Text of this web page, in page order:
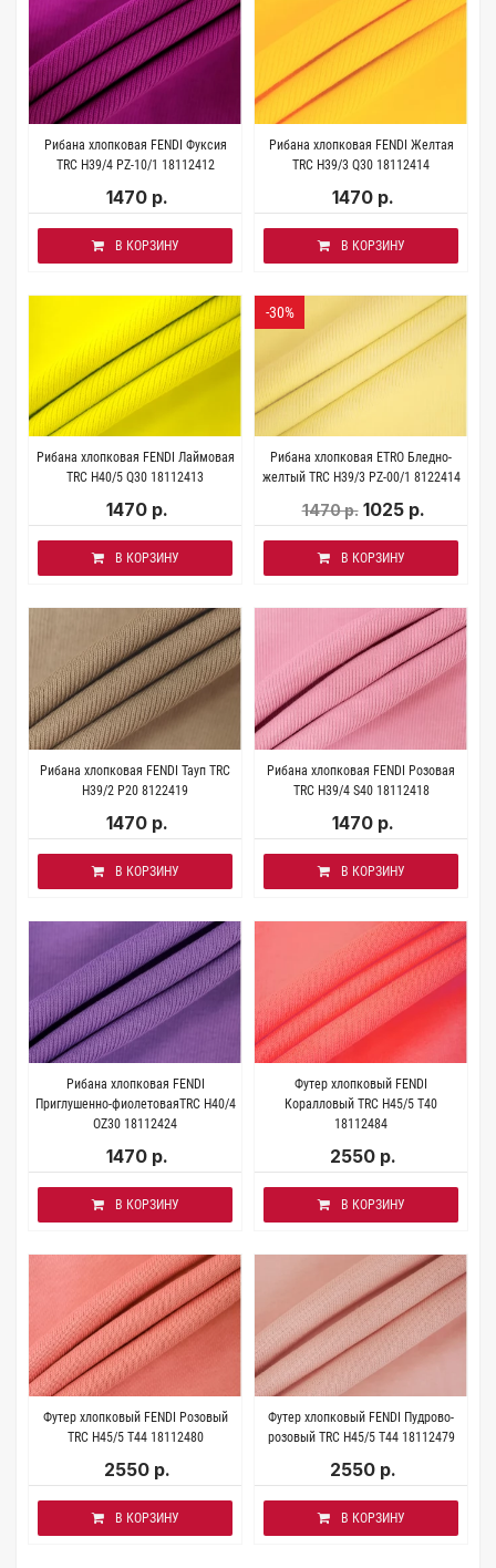
Рибана хлопковая FENDI Фуксия
TRC H39/4 PZ-10/1 18112412
1470 р.
В КОРЗИНУ
Рибана хлопковая FENDI Желтая
TRC H39/3 Q30 18112414
1470 р.
В КОРЗИНУ
Рибана хлопковая FENDI Лаймовая
TRC H40/5 Q30 18112413
1470 р.
В КОРЗИНУ
-30%
Рибана хлопковая ETRO Бледно-
желтый TRC H39/3 PZ-00/1 8122414
1470 р. 1025 р.
В КОРЗИНУ
Рибана хлопковая FENDI Тауп TRC
H39/2 P20 8122419
1470 р.
В КОРЗИНУ
Рибана хлопковая FENDI Розовая
TRC H39/4 S40 18112418
1470 р.
В КОРЗИНУ
Рибана хлопковая FENDI
Приглушенно-фиолетоваяTRC H40/4
OZ30 18112424
1470 р.
В КОРЗИНУ
Футер хлопковый FENDI
Коралловый TRC H45/5 Т40
18112484
2550 р.
В КОРЗИНУ
Футер хлопковый FENDI Розовый
TRC H45/5 T44 18112480
2550 р.
В КОРЗИНУ
Футер хлопковый FENDI Пудрово-
розовый TRC H45/5 T44 18112479
2550 р.
В КОРЗИНУ